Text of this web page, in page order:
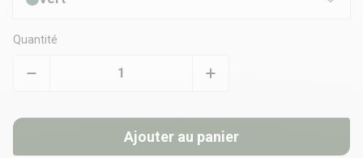
Quantité
Ajouter au panier